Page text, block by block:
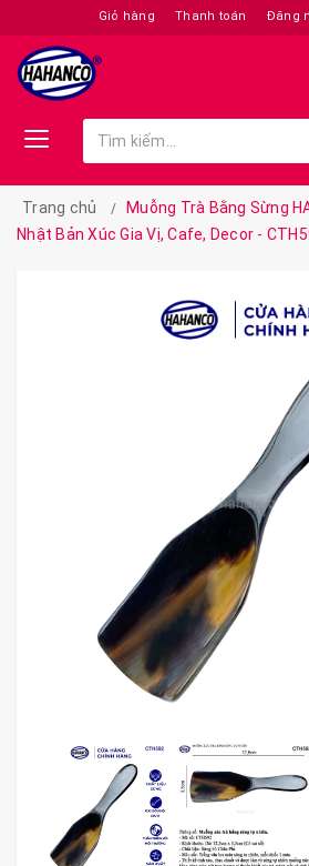
Giỏ hàng Thanh toán Đăng
Trang chủ
Muỗng Trà Bằng Sừng
Nhật Bản Xúc Gia Vị, Cafe, Decor -